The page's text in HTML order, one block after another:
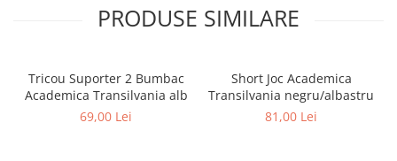
PRODUSE SIMILARE
Tricou Suporter 2 Bumbac
Academica Transilvania alb
69,00 Lei
Short Joc Academica
Transilvania negru/albastru
81,00 Lei